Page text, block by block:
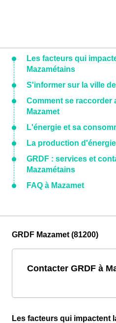
Les facteurs qui
Mazamétains
S'informer sur la ville
Comment se raccorder
Mazamet
L'énergie et sa
La production
GRDF : services et
Mazamétains
FAQ à Mazamet
GRDF Mazamet (81200)
Contacter GRDF à
Les facteurs qui impactent